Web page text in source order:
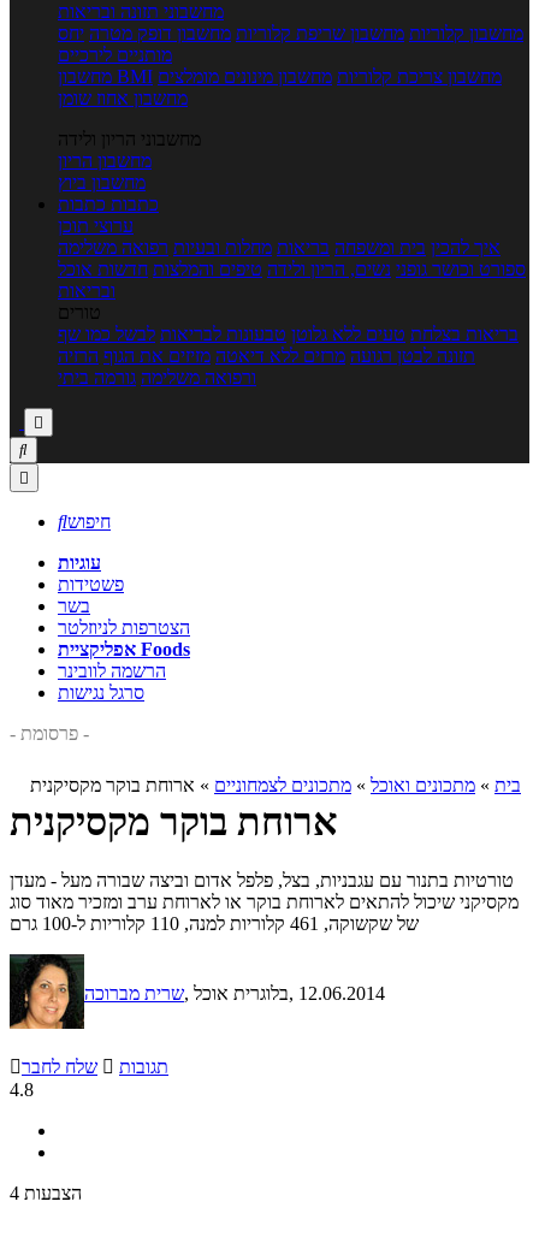
מחשבוני תזונה ובריאות
מחשבון קלוריות מחשבון שריפת קלוריות מחשבון דופק מטרה יחס
מותניים לירכיים
מחשבון BMI
מחשבון צריכת קלוריות מחשבון מינונים מומלצים
מחשבון אחוז שומן
מחשבוני הריון ולידה
מחשבון הריון
מחשבון ביוץ
כתבות כתבות
ערוצי תוכן
איך להכין בית ומשפחה בריאות מחלות ובעיות רפואה משלימה
ספורט וכושר גופני נשים, הריון ולידה טיפים והמלצות חדשות אוכל
ובריאות
טורים
בריאות בצלחת טעים ללא גלוטן טבעונות לבריאות לבשל כמו שף
תזונה לבטן רגועה מרזים ללא דיאטה מזיזים את הגוף הרזיה
ורפואה משלימה גורמה ביתי



חיפוש
עוגיות
פשטידות
בשר
הצטרפות לניוזלטר
אפליקציית Foods
הרשמה לוובינר
סרגל נגישות
- פרסומת -
בית » מתכונים ואוכל » מתכונים לצמחוניים » ארוחת בוקר מקסיקנית
ארוחת בוקר מקסיקנית
טורטיות בתנור עם עגבניות, בצל, פלפל אדום וביצה שבורה מעל - מעדן
מקסיקני שיכול להתאים לארוחת בוקר או לארוחת ערב ומזכיר מאוד סוג
של שקשוקה, 461 קלוריות למנה, 110 קלוריות ל-100 גרם
שרית מברוכה , בלוגרית אוכל, 12.06.2014
שלח לחבר  תגובות
4.8
4 הצבעות